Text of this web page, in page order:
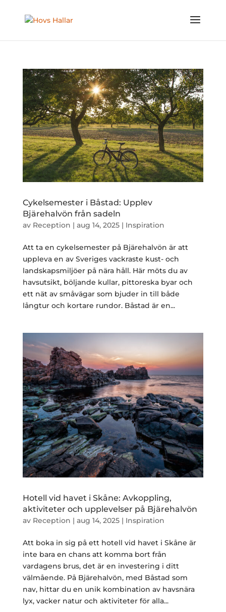
Cykelsemester i Båstad: Upplev
Bjärehalvön från sadeln
av Reception | aug 14, 2025| Inspiration
Att ta en cykelsemester på Bjärehalvön är att
uppleva en av Sveriges vackraste kust- och
landskapsmiljöer på nära håll. Här möts du av
havsutsikt, böljande kullar, pittoreska byar och
ett nät av småvägar som bjuder in till både
långtur och kortare rundor. Båstad är en...
Hotell vid havet i Skåne: Avkoppling,
aktiviteter och upplevelser på Bjärehalvön
av Reception | aug 14, 2025| Inspiration
Att boka in sig på ett hotell vid havet i Skåne är
inte bara en chans att komma bort från
vardagens brus, det är en investering i ditt
välmående. På Bjärehalvön, med Båstad som
nav, hittar du en unik kombination av havsnära
lyx, vacker natur och aktiviteter för alla...